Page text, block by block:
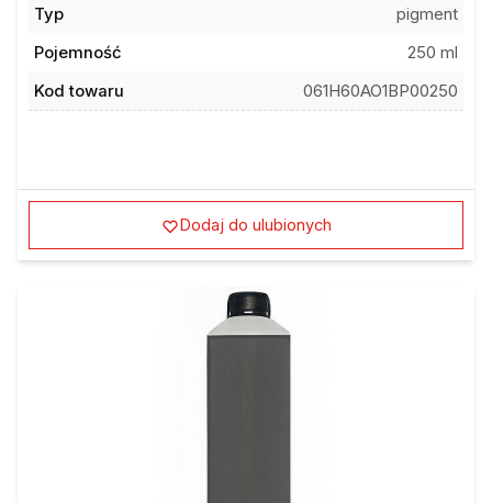
Typ
pigment
Pojemność
250 ml
Kod towaru
061H60AO1BP00250
Dodaj do ulubionych